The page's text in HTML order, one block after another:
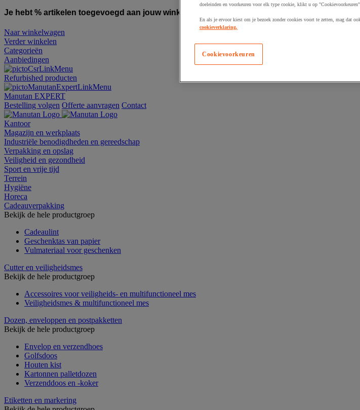
Je hebt % artikelen toegevoegd aan jouw winkelwagen:
Naar winkelwagen
Verder winkelen
Categorieën
Aanbiedingen
Refurbished producten
Manutan EXPERT
Bestelling volgen Offerte aanvragen Contact
Kantoor
Magazijn en werkplaats
Industriële benodigdheden en gereedschap
Verpakking en opslag
Veiligheid en gezondheid
Sport en vrije tijd
Terrein
Hygiëne
Horeca
Cadeauverpakking
Bekijk de hele productgroep
Cadeaulint
Geschenktas van papier
Vulmateriaal voor geschenken
Cutter en veiligheidsmes
Bekijk de hele productgroep
Accessoires voor veiligheids- en multifunctioneel mes
Veiligheidsmes & multifunctioneel mes
Dozen, enveloppen en postpakketten
Bekijk de hele productgroep
Envelop en verzendhoes
Golfsdoos
Houten kist
Kartonnen palletdozen
Verzenddoos en -koker
Etiketten en markering
doeleinden en voorkeuren voor elk type cookie, klikt u op "Cookievoorkeuren".
En als je ervoor kiest om je bezoek zonder cookies voort te zetten, mag dat
cookieverklaring.
Cookievoorkeuren